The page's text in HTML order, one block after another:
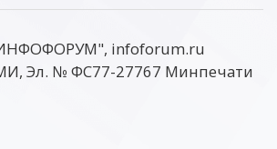
infoforum.ru
Эл. № ФС77-27767 Минпечати